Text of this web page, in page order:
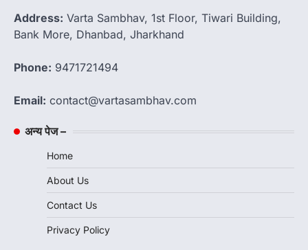
Address: Varta Sambhav, 1st Floor, Tiwari Building,
Bank More, Dhanbad, Jharkhand
Phone: 9471721494
Email: contact@vartasambhav.com
अन्य पेज –
Home
About Us
Contact Us
Privacy Policy